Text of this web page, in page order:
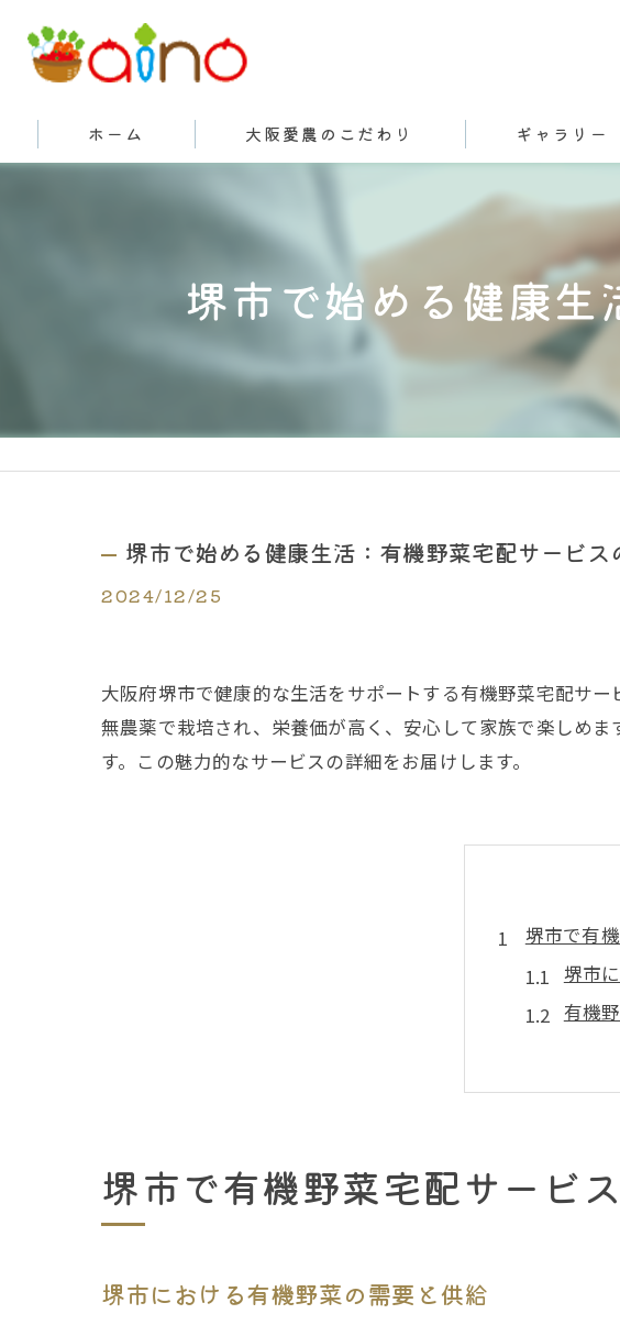
ホーム 大阪愛農のこだわり
有機栽培とは
ギャラリー
堺市で始める健康
堺市で始める健康生活：有機野菜宅配サービス
2024/12/25
大阪府堺市で健康的な生活をサポートする有機野菜宅配サ
無農薬で栽培され、栄養価が高く、安心して家族で楽しめ
す。この魅力的なサービスの詳細をお届けします。
堺市で有
堺市
有機
堺市
安全
堺市
有機野菜
堺市で有機野菜宅配サービ
堺市における有機野菜の需要と供給